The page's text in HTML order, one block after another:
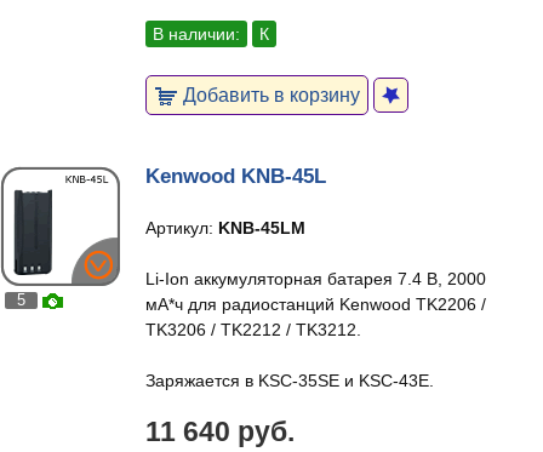
В наличии: К
Добавить в корзину
5
Kenwood KNB-45L
Артикул: KNB-45LM
Li-Ion аккумуляторная батарея 7.4 В, 2000
мА*ч для радиостанций Kenwood TK2206 /
TK3206 / TK2212 / TK3212.
Заряжается в KSC-35SE и KSC-43E.
11 640 руб.